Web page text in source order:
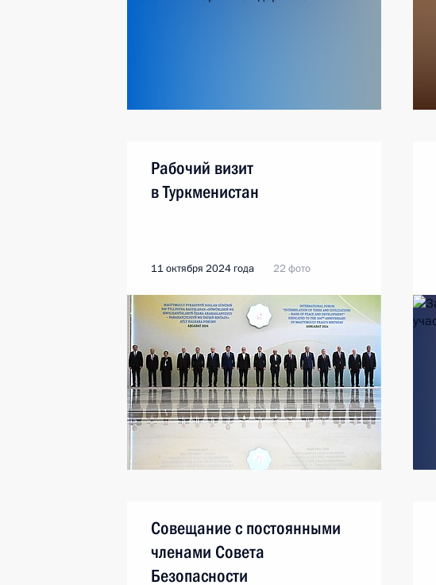
Рабочий визит
в Туркменистан
11 октября 2024 года 22 фото
Совещание с постоянными
членами Совета
Безопасности